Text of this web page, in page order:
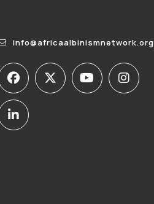
info@africaalbinismnetwork.org